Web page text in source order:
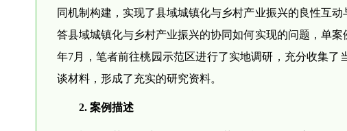
同机制构建，实现了县域城镇化与乡村产业振兴的良性互
答县域城镇化与乡村产业振兴的协同如何实现的问题，单
年7月，笔者前往桃园示范区进行了实地调研，充分收集
谈材料，形成了充实的研究资料。
2. 案例描述